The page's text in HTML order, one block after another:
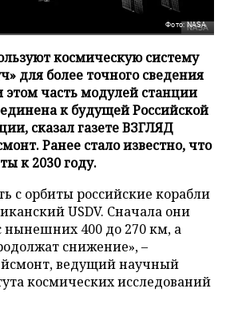
Фото: NASA
космическую систему
для более точного сведения
часть модулей станции
к будущей Российской
сказал газете ВЗГЛЯД
Ранее стало известно, что
к 2030 году.
с орбиты российские корабли
USDV. Сначала они
нынешних 400 до 270 км, а
снижение», –
ведущий научный
космических исследований